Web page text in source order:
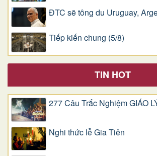
ĐTC sẽ tông du Uruguay,
Tiếp kiến chung (5/8)
TIN HOT
277 Câu Trắc Nghiệm GIÁO
Nghi thức lễ Gia Tiên